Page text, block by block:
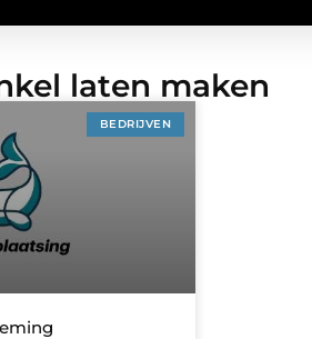
laten maken
BEDRIJVEN